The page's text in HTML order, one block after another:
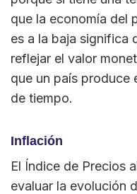
que la economía del
es a la baja significa
reflejar el valor
que un país produce
de tiempo.
Inflación
El Índice de Precios
evaluar la evolución